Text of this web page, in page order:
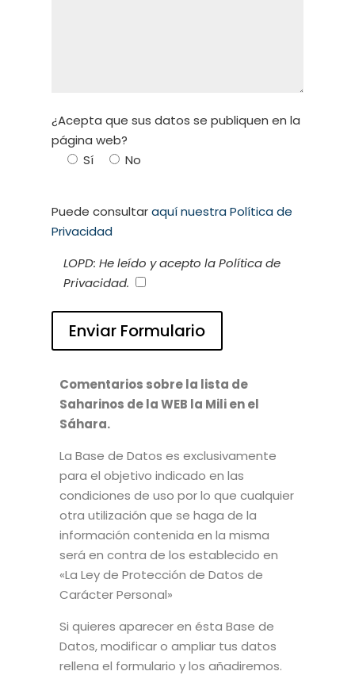
¿Acepta que sus datos se publiquen en la
página web?
Sí
No
Puede consultaraquí nuestra Política de
Privacidad
LOPD: He leído y acepto la Política de
Privacidad.
Comentarios sobre la lista de
Saharinos de la WEB la Mili en el
Sáhara.
La Base de Datos es exclusivamente
para el objetivo indicado en las
condiciones de uso por lo que cualquier
otra utilización que se haga de la
información contenida en la misma
será en contra de los establecido en
«La Ley de Protección de Datos de
Carácter Personal»
Si quieres aparecer en ésta Base de
Datos, modificar o ampliar tus datos
rellena el formulario y los añadiremos.